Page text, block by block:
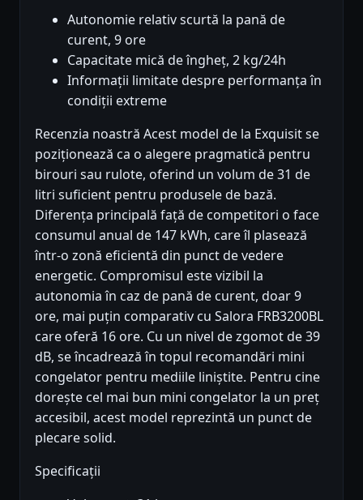
Autonomie relativ scurtă la pană de
curent, 9 ore
Capacitate mică de îngheț, 2 kg/24h
Informații limitate despre performanța în
condiții extreme
Recenzia noastră Acest model de la Exquisit se
poziționează ca o alegere pragmatică pentru
birouri sau rulote, oferind un volum de 31 de
litri suficient pentru produsele de bază.
Diferența principală față de competitori o face
consumul anual de 147 kWh, care îl plasează
într-o zonă eficientă din punct de vedere
energetic. Compromisul este vizibil la
autonomia în caz de pană de curent, doar 9
ore, mai puțin comparativ cu Salora FRB3200BL
care oferă 16 ore. Cu un nivel de zgomot de 39
dB, se încadrează în topul recomandări mini
congelator pentru mediile liniștite. Pentru cine
dorește cel mai bun mini congelator la un preț
accesibil, acest model reprezintă un punct de
plecare solid.
Specificații